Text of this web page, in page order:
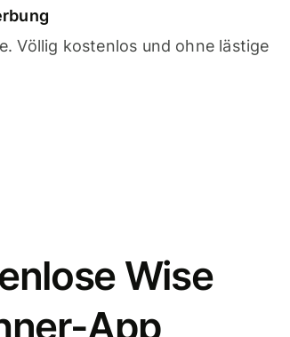
Völlig kostenlos und ohne lästige
Wise
App